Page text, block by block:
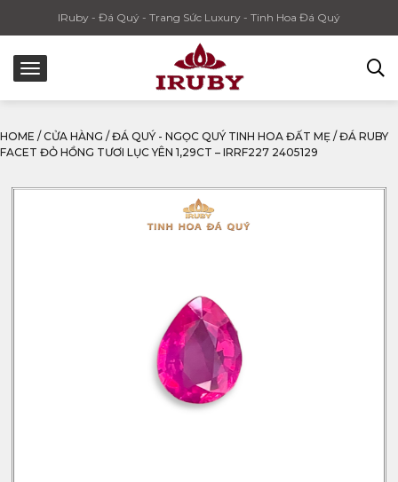
IRuby - Đá Quý - Trang Sức Luxury - Tinh Hoa Đá Quý
HOME / CỬA HÀNG / ĐÁ QUÝ - NGỌC QUÝ TINH HOA ĐẤT MẸ / ĐÁ RUBY
FACET ĐỎ HỒNG TƯƠI LỤC YÊN 1,29CT – IRRF227 2405129